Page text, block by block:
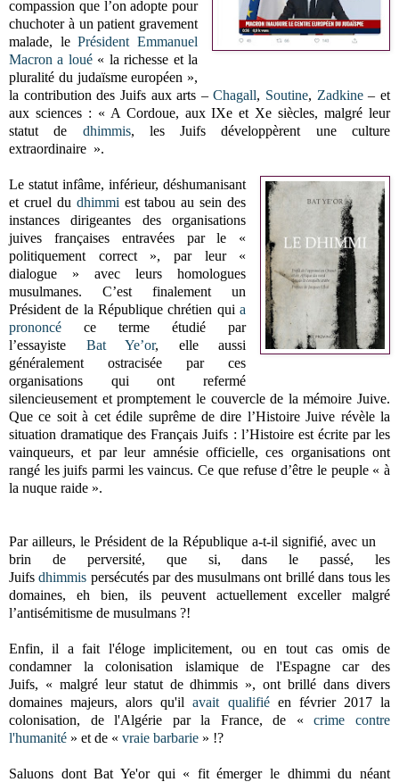
compassion que l’on adopte pour
chuchoter à un patient gravement
malade, lePrésident Emmanuel
Macron a loué« la richesse et la
pluralité du judaïsme européen »,
la contribution des Juifs aux arts –Chagall, Soutine, Zadkine– et
aux sciences : « A Cordoue, aux IXe et Xe siècles, malgré leur
statut de dhimmis, les Juifs développèrent une culture
extraordinaire ».
Le statut infâme, inférieur, déshumanisant
et cruel du dhimmi est tabou au sein des
instances dirigeantes des organisations
juives françaises entravées par le «
politiquement correct », par leur «
dialogue » avec leurs homologues
musulmanes. C’est finalement un
Président de la République chrétien quia
prononcé ce terme étudié par
l’essayiste Bat Ye’or, elle aussi
généralement ostracisée par ces
organisations qui ont refermé
silencieusement et promptement le couvercle de la mémoire Juive.
Que ce soit à cet édile suprême de dire l’Histoire Juive révèle la
situation dramatique des Français Juifs : l’Histoire est écrite par les
vainqueurs, et par leur amnésie officielle, ces organisations ont
rangé les juifs parmi les vaincus. Ce que refuse d’être le peuple « à
la nuque raide ».
Par ailleurs, le Président de la République a-t-il signifié, avec un
brin de perversité, que si, dans le passé, les
Juifsdhimmis persécutés par des musulmans ont brillé dans tous les
domaines, eh bien, ils peuvent actuellement exceller malgré
l’antisémitisme de musulmans ?!
Enfin, il a fait l'éloge implicitement, ou en tout cas omis de
condamner la colonisation islamique de l'Espagne car des
Juifs, « malgré leur statut de dhimmis »,ont brillé dans divers
domaines majeurs,alors qu'ilavait qualifiéen février 2017 la
colonisation, de l'Algérie par la France, de «
crime contre
l'humanité » et de « vraie barbarie » !?
Saluons dont Bat Ye'or qui « fit émerger le dhimmi du néant